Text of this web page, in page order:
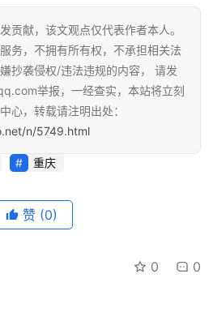
贡献，该文观点仅代表作者本人。
务，不拥有所有权，不承担相关法
抄袭侵权/违法违规的内容， 请发
举报，一经查实，本站将立刻
心，转载请注明出处：
n/5749.html
重庆
赞 (0)
0 0